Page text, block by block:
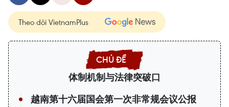
Theo dõi VietnamPlus
体制机制与法律突破口
越南第十六届国会第一次非常规会议公报